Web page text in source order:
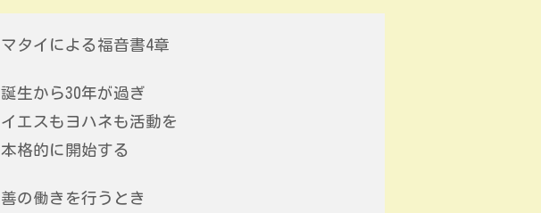
マタイによる福音書4章
誕生から30年が過ぎ
イエスもヨハネも活動を
本格的に開始する
善の働きを行うとき